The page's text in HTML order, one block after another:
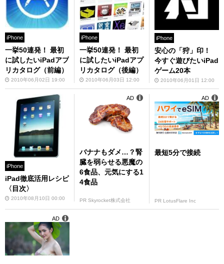
iPhone
一挙50連発！ 最初
に試したいiPadアプ
リカタログ（前編）
2010年06月02日 19:00
iPhone
一挙50連発！ 最初
に試したいiPadアプ
リカタログ（後編）
2010年06月03日 12:00
iPhone
安心の「狩」印！
今すぐ遊びたいiPad
ゲーム20本
2010年06月01日 12:00
iPhone
iPad徹底活用レシピ
〈目次〉
2010年08月10日 00:00
バナナもダメ…？腎
臓を弱らせる悪魔の
6食品、元気にする1
4食品
PR Skyrocket株式会社
AD
最短5分で接続
PR LotusFlare Inc
AD
AD